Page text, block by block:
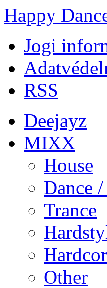
Happy
Jogi
RSS
Deejayz
MIXX
House
Dance
Trance
Other